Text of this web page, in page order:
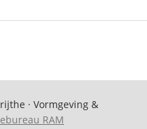
· Vormgeving &
RAM